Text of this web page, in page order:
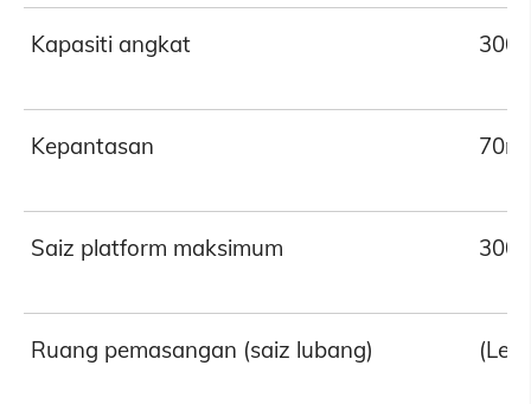
Kapasiti angkat
Kepantasan
Saiz platform maksimum
Ruang pemasangan (saiz lubang)